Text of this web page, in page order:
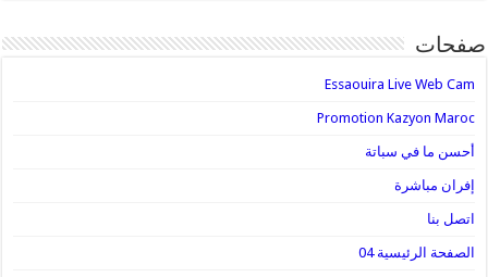
صفحات
Essaouira Live Web Cam
Promotion Kazyon Maroc
أحسن ما في سباتة
إفران مباشرة
اتصل بنا
الصفحة الرئيسية 04